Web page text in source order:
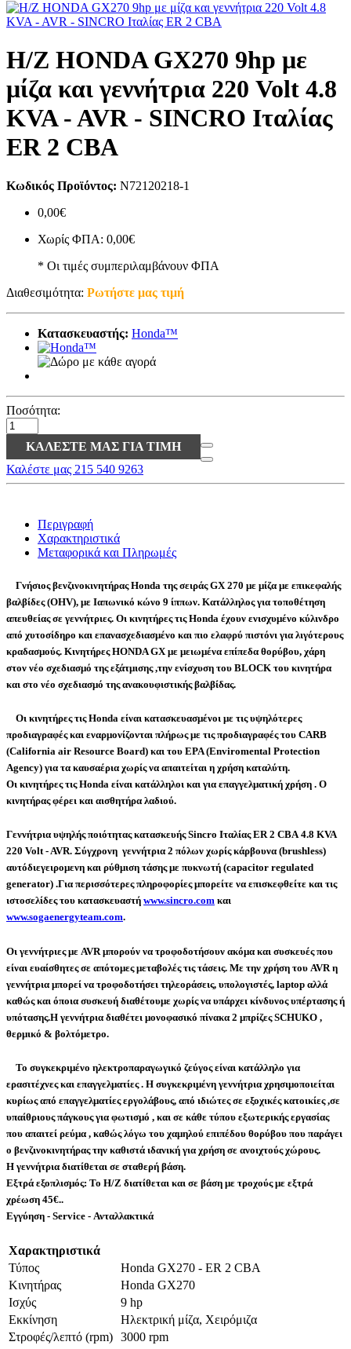
Η/Ζ HONDA GX270 9hp με
μίζα και γεννήτρια 220 Volt 4.8
KVA - AVR - SINCRO Ιταλίας
ER 2 CBA
Κωδικός Προϊόντος: N72120218-1
0,00€
Χωρίς ΦΠΑ: 0,00€
* Οι τιμές συμπεριλαμβάνουν ΦΠΑ
Διαθεσιμότητα: Ρωτήστε μας τιμή
Κατασκευαστής: Honda™
Ποσότητα:
ΚΑΛΈΣΤΕ ΜΑΣ ΓΙΑ ΤΙΜΉ
Καλέστε μας 215 540 9263
Περιγραφή
Χαρακτηριστικά
Μεταφορικά και Πληρωμές
Γνήσιος βενζινοκινητήρας Honda της σειράςGX 270 με μίζα με επικεφαλής
βαλβίδες (OHV), με Ιαπωνικό κώνο 9 ίππων. Κατάλληλος για τοποθέτηση
απευθείας σε γεννήτριες. Οι κινητήρες τις Honda έχουν ενισχυμένο κύλινδρο
από χυτοσίδηρο και επανασχεδιασμένο και πιο ελαφρύ πιστόνι για λιγότερους
κραδασμούς. ΚινητήρεςHONDA GX με μειωμένα επίπεδα θορύβου, χάρη
στον νέο σχεδιασμό της εξάτμισης ,την ενίσχυση του BLOCK του κινητήρα
και στο νέο σχεδιασμό της ανακουφιστικής βαλβίδας.
Οι κινητήρες τις Honda είναι κατασκευασμένοι με τις υψηλότερες
προδιαγραφές και εναρμονίζονται πλήρως με τις προδιαγραφές του CARB
(California air Resource Board) και του EPA (Enviromental Protection
Agency) για τα καυσαέρια χωρίς να απαιτείται η χρήση καταλύτη.
Οι κινητήρες τις Honda είναι κατάλληλοι και για επαγγελματική χρήση . Ο
κινητήρας φέρει και αισθητήρα λαδιού.
Γεννήτρια υψηλής ποιότητας κατασκευής Sincro Ιταλίας ER 2 CBA4.8 KVA
220 Volt - AVR. Σύγχρονη γεννήτρια 2 πόλων χωρίς κάρβουνα (brushless)
αυτόδιεγειρομενη και ρύθμιση τάσης με πυκνωτή (capacitor regulated
generator) .Για περισσότερες πληροφορίες μπορείτε να επισκεφθείτε και τις
ιστοσελίδες του κατασκευαστή www.sincro.com και
www.sogaenergyteam.com.
Οι γεννήτριες με AVR μπορούν να τροφοδοτήσουν ακόμα και συσκευές που
είναι ευαίσθητες σε απότομες μεταβολές τις τάσεις. Με την χρήση του AVR η
γεννήτρια μπορεί να τροφοδοτήσει τηλεοράσεις, υπολογιστές, laptop αλλά
καθώς και όποια συσκευή διαθέτουμε χωρίς να υπάρχει κίνδυνος υπέρτασης ή
υπότασης.Η γεννήτρια διαθέτει μονοφασικό πίνακα 2 μπρίζες SCHUKO ,
θερμικό & βολτόμετρο.
Το συγκεκριμένο ηλεκτροπαραγωγικό ζεύγος είναι κατάλληλο για
ερασιτέχνες και επαγγελματίες . Η συγκεκριμένη γεννήτρια χρησιμοποιείται
κυρίως από επαγγελματίες εργολάβους, από ιδιώτες σε εξοχικές κατοικίες ,σε
υπαίθριους πάγκους για φωτισμό , και σε κάθε τύπου εξωτερικής εργασίας
που απαιτεί ρεύμα , καθώς λόγω του χαμηλού επιπέδου θορύβου που παράγει
ο βενζινοκινητήρας την καθιστά ιδανική για χρήση σε ανοιχτούς χώρους.
Η γεννήτρια διατίθεται σε σταθερή βάση.
Εξτρά εξοπλισμός: Το Η/Ζ διατίθεται και σε βάση με τροχούς με εξτρά
χρέωση 45€..
Εγγύηση - Service - Ανταλλακτικά
Χαρακτηριστικά
Τύπος
Honda GX270 - ER 2 CBA
Κινητήρας
Honda GX270
Ισχύς
9 hp
Εκκίνηση
Ηλεκτρική μίζα, Χειρόμιζα
Στροφές/λεπτό (rpm) 3000 rpm